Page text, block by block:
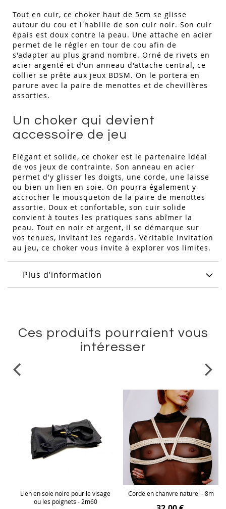
Tout en cuir, ce choker haut de 5cm se glisse
autour du cou et l'habille de son cuir noir. Son cuir
épais est doux contre la peau. Une attache en acier
permet de le régler en tour de cou afin de
s'adapter au plus grand nombre. Orné de rivets en
acier argenté et d'un anneau d'attache central, ce
collier se prête aux jeux BDSM. On le portera en
parure avec la paire de menottes et de chevillères
assorties.
Un choker qui devient
accessoire de jeu
Elégant et solide, ce choker est le partenaire idéal
de vos jeux de contrainte. Son anneau en acier
permet d'y glisser les doigts, une corde, une laisse
ou bien un lien en soie. On pourra également y
accrocher le mousqueton de la paire de menottes
assortie. Doux et confortable, son cuir solide
convient à toutes les pratiques sans abîmer la
peau. Tout en noir et argent, il se démarque sur
vos tenues, invitant les regards. Véritable invitation
au jeu, ce choker vous invite à explorer vos limites.
Plus d’information
Ces produits pourraient vous
intéresser
Lien en soie noire pour le visage
ou les poignets - 2m60
Corde en chanvre naturel - 8m